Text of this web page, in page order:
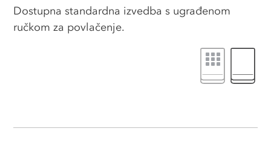
Dostupna standardna izvedba s ugrađenom
ručkom za povlačenje.